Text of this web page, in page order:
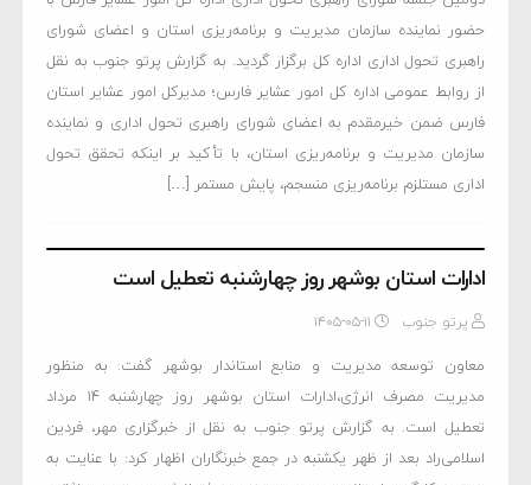
حضور نماینده سازمان مدیریت و برنامه‌ریزی استان و اعضای شورای
راهبری تحول اداری اداره کل برگزار گردید. به گزارش پرتو جنوب به نقل
از روابط عمومی اداره کل امور عشایر فارس؛ مدیرکل امور عشایر استان
فارس ضمن خیرمقدم به اعضای شورای راهبری تحول اداری و نماینده
سازمان مدیریت و برنامه‌ریزی استان، با تأکید بر اینکه تحقق تحول
اداری مستلزم برنامه‌ریزی منسجم، پایش مستمر […]
ادارات استان بوشهر روز چهارشنبه تعطیل است
پرتو جنوب ۱۴۰۵-۰۵-۱۱
معاون توسعه مدیریت و منابع استاندار بوشهر گفت: به منظور
مدیریت مصرف انرژی،ادارات استان بوشهر روز چهارشنبه ۱۴ مرداد
تعطیل است. به گزارش پرتو جنوب به نقل از خبرگزاری مهر، فردین
اسلامی‌راد بعد از ظهر یکشنبه در جمع خبرنگاران اظهار کرد: با عنایت به